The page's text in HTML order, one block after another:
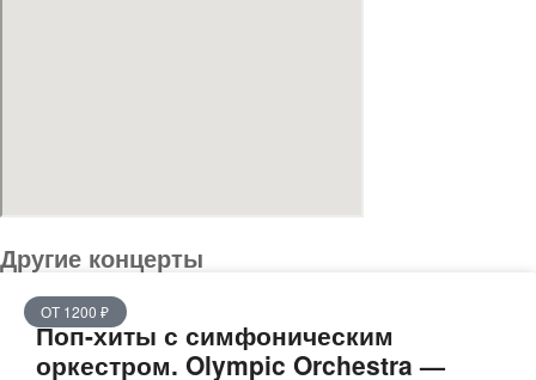
Другие концерты
ОТ 1200 ₽
Поп-хиты с симфоническим
оркестром. Olympic Orchestra —